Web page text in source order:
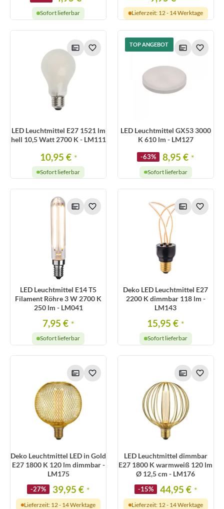
Sofort lieferbar Lieferzeit: 12 - 14 Werktage
LED Leuchtmittel E27 1521 lm
hell 10,5 Watt 2700 K - LM111
10,95 € *
Sofort lieferbar
TOP ANGEBOT
LED Leuchtmittel GX53 3000
K 610 lm - LM127
-63% 8,95 € *
Sofort lieferbar
LED Leuchtmittel E14 T5
Filament Röhre 3 W 2700 K
250 lm - LM041
7,95 € *
Sofort lieferbar
Deko LED Leuchtmittel E27
2200 K dimmbar 118 lm -
LM143
15,95 € *
Sofort lieferbar
Deko Leuchtmittel LED in Gold
E27 1800 K 120 lm dimmbar -
LM175
-27% 39,95 € *
Lieferzeit: 12 - 14 Werktage
LED Leuchtmittel dimmbar
E27 1800 K warmweiß 120 lm
Ø 12,5 cm - LM176
-15% 44,95 € *
Lieferzeit: 12 - 14 Werktage